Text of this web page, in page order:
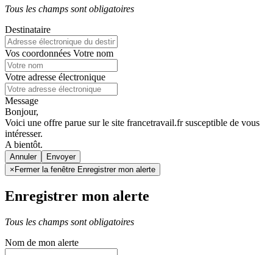
Tous les champs sont obligatoires
Destinataire
Vos coordonnées Votre nom
Votre adresse électronique
Message
Bonjour,
Voici une offre parue sur le site francetravail.fr susceptible de vous
intéresser.
A bientôt.
Annuler
× Fermer la fenêtre Enregistrer mon alerte
Enregistrer mon alerte
Tous les champs sont obligatoires
Nom de mon alerte